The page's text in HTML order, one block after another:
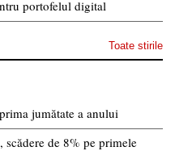
portofelul digital
Toate stirile
jumătate a anului
de 8% pe primele